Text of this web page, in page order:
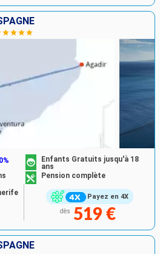
Payez en 4X
Enfants Gratuits jusqu'à 18
ans
Pension complète
dès 519 €